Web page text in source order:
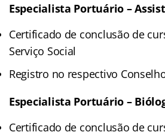
Especialista Portuário –
Certificado de conclusão de
Serviço Social
Registro no respectivo
Especialista Portuário –
Certificado de conclusão de